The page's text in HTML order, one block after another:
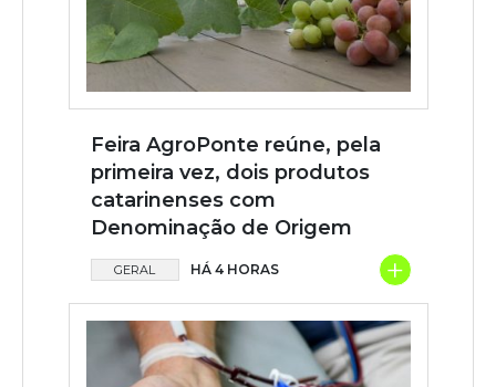
Feira AgroPonte reúne, pela
primeira vez, dois produtos
catarinenses com
Denominação de Origem
GERAL HÁ 4 HORAS +